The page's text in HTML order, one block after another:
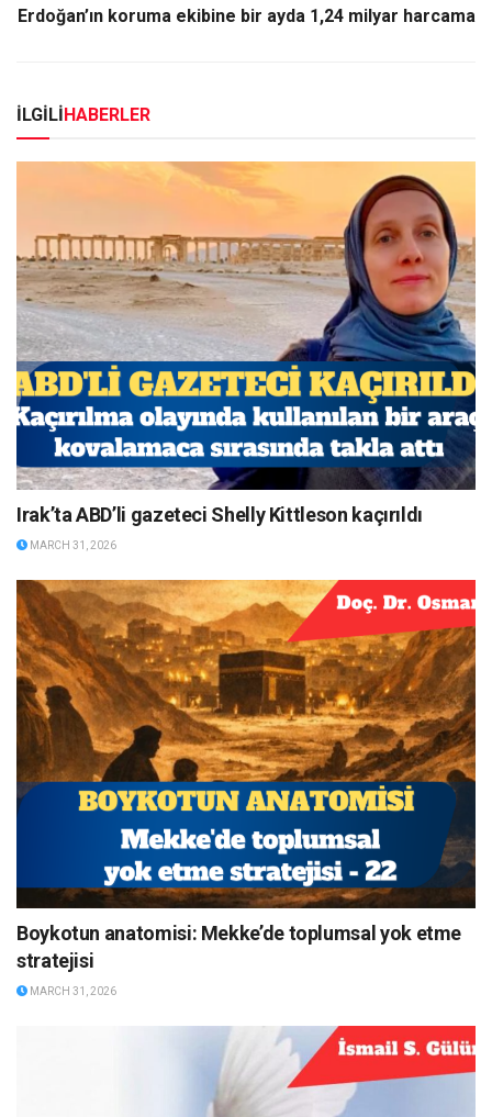
Erdoğan’ın koruma ekibine bir ayda 1,24 milyar harcama
İLGİLİHABERLER
Irak’ta ABD’li gazeteci Shelly Kittleson kaçırıldı
MARCH 31, 2026
Boykotun anatomisi: Mekke’de toplumsal yok etme
stratejisi
MARCH 31, 2026